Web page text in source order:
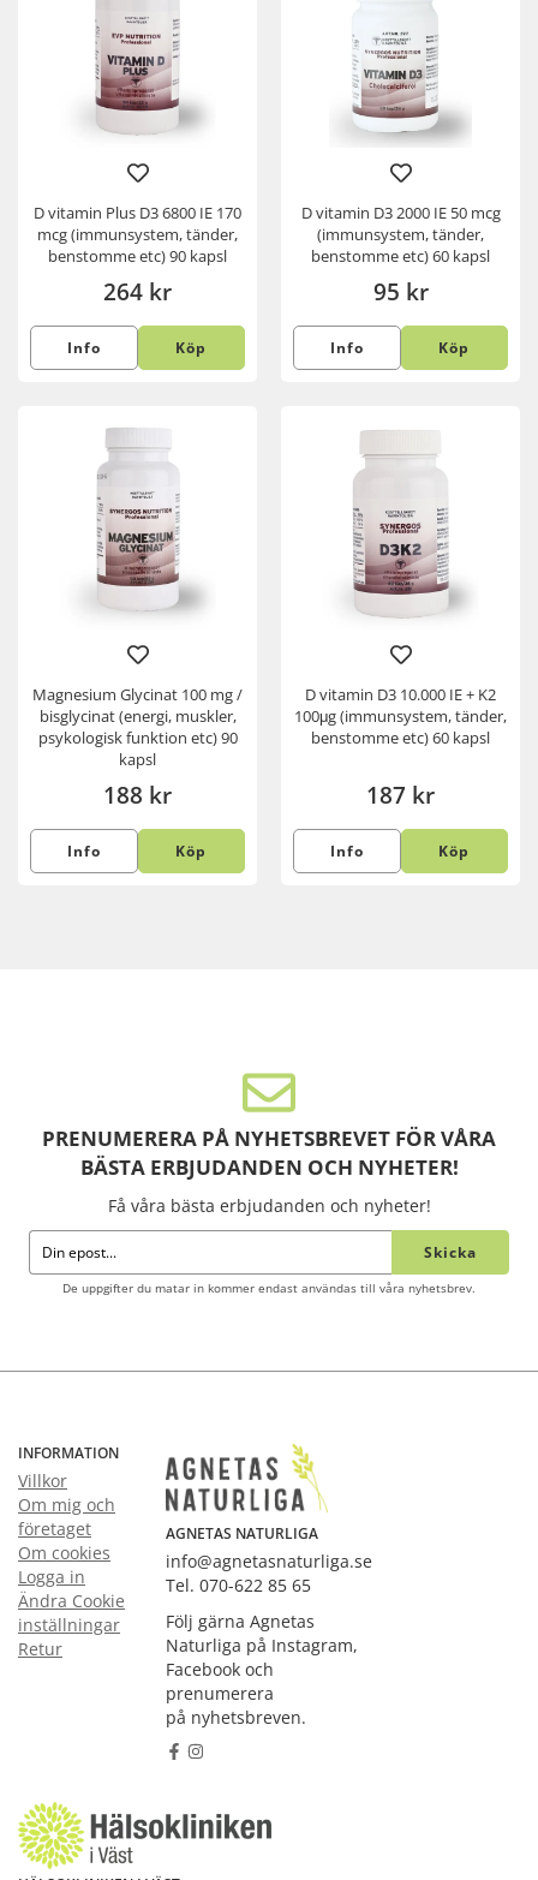
D vitamin Plus D3 6800 IE 170
mcg (immunsystem, tänder,
benstomme etc) 90 kapsl
264 kr
Info Köp
D vitamin D3 2000 IE 50 mcg
(immunsystem, tänder,
benstomme etc) 60 kapsl
95 kr
Info Köp
Magnesium Glycinat 100 mg /
bisglycinat (energi, muskler,
psykologisk funktion etc) 90
kapsl
188 kr
Info Köp
D vitamin D3 10.000 IE + K2
100μg (immunsystem, tänder,
benstomme etc) 60 kapsl
187 kr
Info Köp
PRENUMERERA PÅ NYHETSBREVET FÖR VÅRA
BÄSTA ERBJUDANDEN OCH NYHETER!
Få våra bästa erbjudanden och nyheter!
Skicka
De uppgifter du matar in kommer endast användas till våra nyhetsbrev.
INFORMATION
Villkor
Om mig och
företaget
Om cookies
Logga in
Ändra Cookie
inställningar
Retur
AGNETAS NATURLIGA
info@agnetasnaturliga.se
Tel. 070-622 85 65
Följ gärna Agnetas
Naturliga på Instagram,
Facebook och
prenumerera
på nyhetsbreven.